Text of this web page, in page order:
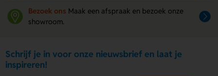
Bezoek ons Maak een afspraak en bezoek onze
showroom.
Schrijf je in voor onze nieuwsbrief en laat je
inspireren!